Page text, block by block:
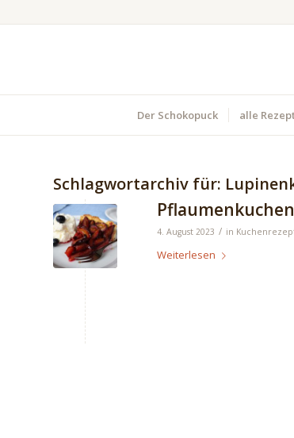
Der Schokopuck alle
Schlagwortarchiv für:
4. August 2023 / in
Weiterlesen